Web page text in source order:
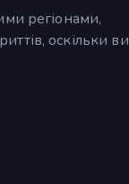
регіонами,
оскільки ви